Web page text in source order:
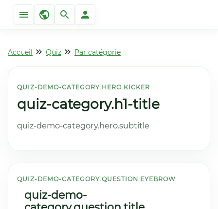
Accueil Quiz Par catégorie
QUIZ-DEMO-CATEGORY.HERO.KICKER
quiz-category.h1-title
quiz-demo-category.hero.subtitle
QUIZ-DEMO-CATEGORY.QUESTION.EYEBROW
quiz-demo-